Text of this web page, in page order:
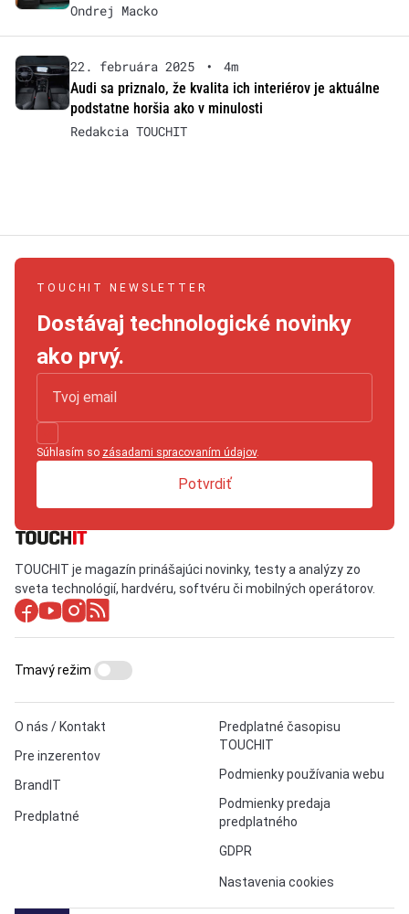
Ondrej Macko
22. februára 2025 •
4m
Audi sa priznalo, že kvalita ich interiérov je aktuálne
podstatne horšia ako v minulosti
Redakcia TOUCHIT
TOUCHIT NEWSLETTER
Dostávaj technologické novinky
ako prvý.
Súhlasím so zásadami spracovaním údajov.
Potvrdiť
TOUCHIT je magazín prinášajúci novinky, testy a analýzy zo
sveta technológií, hardvéru, softvéru či mobilných operátorov.
O nás / Kontakt
Pre inzerentov
BrandIT
Predplatné
Predplatné časopisu
TOUCHIT
Podmienky používania webu
Podmienky predaja
predplatného
GDPR
Nastavenia cookies
Tmavý režim